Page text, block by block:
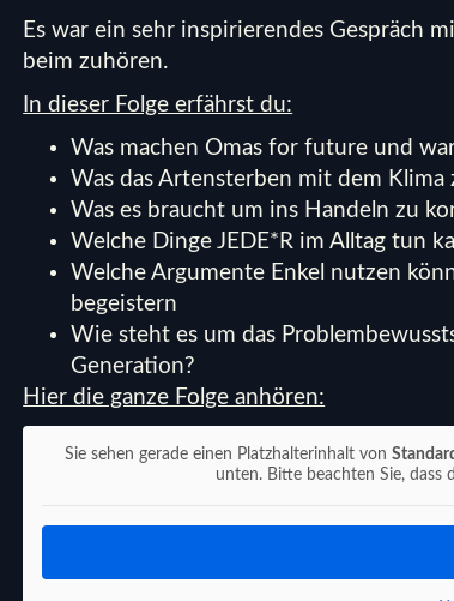
Es war ein sehr inspirierendes Gespräch
beim zuhören.
In dieser Folge erfährst du:
Was machen Omas for future und
Was das Artensterben mit dem Klima
Was es braucht um ins Handeln zu
Welche Dinge JEDE*R im Alltag tun
Welche Argumente Enkel nutzen
begeistern
Wie steht es um das
Generation?
Hier die ganze Folge anhören:
Sie sehen gerade einen Platzhalterinhalt von
unten. Bitte beachten Sie, dass